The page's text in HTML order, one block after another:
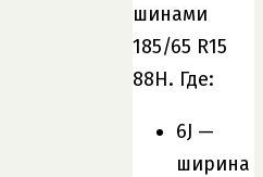
шинами
185/65 R15
88H. Где:
6J —
ширина